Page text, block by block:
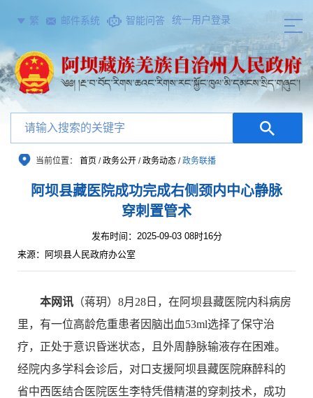
繁 邮件系统 智能问答 统一用户登录
当前位置： 首页 /政务公开 /政务动态 /政务联播
阿坝县藏医院成功完成右侧颈内中心静脉
穿刺置管术
发布时间：2025-09-03 08时16分
来源：阿坝县人民政府办公室
本网讯 （蒋玥） 8月 28 日，在阿坝县藏医院内科病房
里，有一位高龄危重患者因脑出血53ml选择了保守治
疗，正处于意识昏迷状态，且外周静脉输液存在困难。
经院内多学科会诊后，对口支援阿坝县藏医院麻醉科的
省中西医结合医院医生李特凭借精湛的穿刺技术，成功